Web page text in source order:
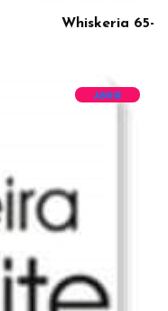
Whiskeria 65-
ABRIR